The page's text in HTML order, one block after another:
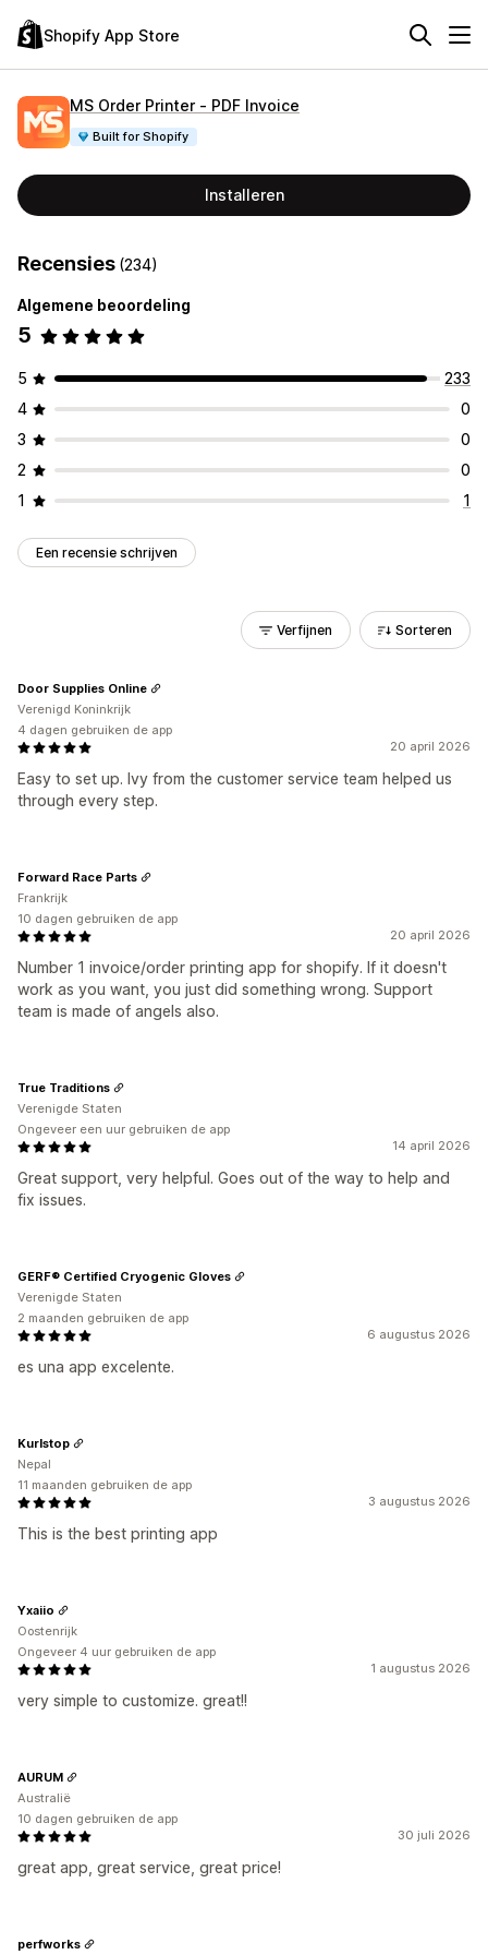
Shopify App Store
MS Order Printer ‑ PDF Invoice
Built for Shopify
Installeren
Recensies (234)
Algemene beoordeling
5
5
233
4
0
3
0
2
0
1
1
Een recensie schrijven
Verfijnen Sorteren
20 april 2026
Easy to set up. Ivy from the customer service team helped us
through every step.
Door Supplies Online
Verenigd Koninkrijk
4 dagen gebruiken de app
20 april 2026
Number 1 invoice/order printing app for shopify. If it doesn't
work as you want, you just did something wrong. Support
team is made of angels also.
Forward Race Parts
Frankrijk
10 dagen gebruiken de app
14 april 2026
Great support, very helpful. Goes out of the way to help and
fix issues.
True Traditions
Verenigde Staten
Ongeveer een uur gebruiken de app
6 augustus 2026
es una app excelente.
GERF® Certified Cryogenic Gloves
Verenigde Staten
2 maanden gebruiken de app
3 augustus 2026
This is the best printing app
Kurlstop
Nepal
11 maanden gebruiken de app
1 augustus 2026
very simple to customize. great!!
Yxaiio
Oostenrijk
Ongeveer 4 uur gebruiken de app
30 juli 2026
great app, great service, great price!
AURUM
Australië
10 dagen gebruiken de app
perfworks